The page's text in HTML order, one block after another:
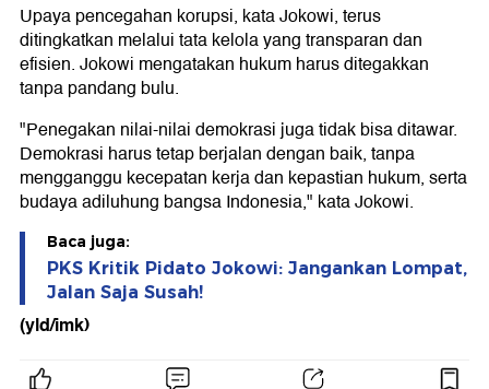
Upaya pencegahan korupsi, kata Jokowi, terus
ditingkatkan melalui tata kelola yang transparan dan
efisien. Jokowi mengatakan hukum harus ditegakkan
tanpa pandang bulu.
"Penegakan nilai-nilai demokrasi juga tidak bisa ditawar.
Demokrasi harus tetap berjalan dengan baik, tanpa
mengganggu kecepatan kerja dan kepastian hukum, serta
budaya adiluhung bangsa Indonesia," kata Jokowi.
Baca juga:
PKS Kritik Pidato Jokowi: Jangankan Lompat,
Jalan Saja Susah!
(yld/imk)